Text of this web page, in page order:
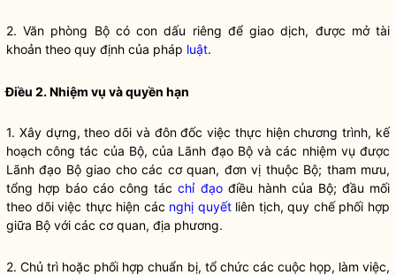
2. Văn phòng Bộ có con dấu riêng để giao dịch, được mở tài
khoản theo quy định của pháp luật.
Điều 2. Nhiệm vụ vàquyền hạn
1. Xây dựng, theo dõi và đôn đốc việc thực hiện chương trình, kế
hoạchcông tác của Bộ, của Lãnh đạo Bộ và các nhiệm vụ được
Lãnh đạo Bộ giao cho các cơ quan, đơn vị thuộc Bộ; tham mưu,
tổng hợp báo cáocông tác chỉ đạođiều hành của Bộ; đầu mối
theo dõi việc thực hiện các nghị quyếtliên tịch,quy chếphối hợp
giữa Bộ với các cơ quan, địa phương.
2. Chủ trì hoặc phối hợp chuẩn bị, tổ chức các cuộc họp, làm việc,